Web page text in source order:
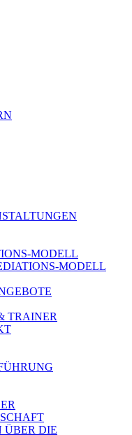
MODELL
MODELL
TRAINER
ÜBER DIE